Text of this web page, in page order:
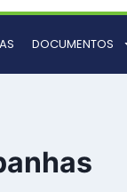
DOCUMENTOS